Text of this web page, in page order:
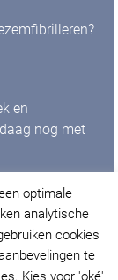
en
nog met
optimale
analytische
cookies
te
Kies voor 'oké'